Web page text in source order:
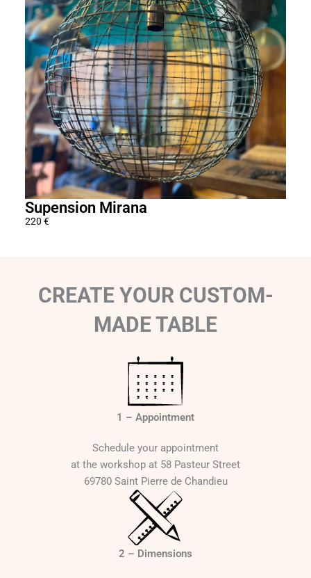
€
t
h
r
o
u
g
h
2
6
9
0
Supension Mirana
220 €
CREATE YOUR CUSTOM-
MADE TABLE
1 – Appointment
Schedule your appointment
at the workshop at 58 Pasteur Street
69780 Saint Pierre de Chandieu
2 – Dimensions